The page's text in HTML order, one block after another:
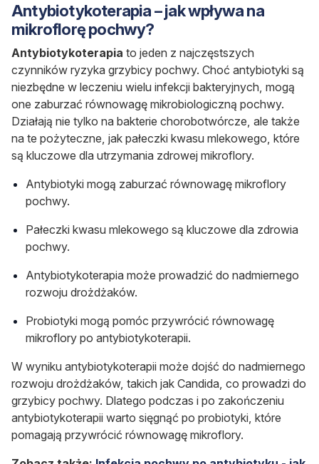
Antybiotykoterapia – jak wpływa na
mikroflorę pochwy?
Antybiotykoterapia to jeden z najczęstszych
czynników ryzyka grzybicy pochwy. Choć antybiotyki są
niezbędne w leczeniu wielu infekcji bakteryjnych, mogą
one zaburzać równowagę mikrobiologiczną pochwy.
Działają nie tylko na bakterie chorobotwórcze, ale także
na te pożyteczne, jak pałeczki kwasu mlekowego, które
są kluczowe dla utrzymania zdrowej mikroflory.
Antybiotyki mogą zaburzać równowagę mikroflory
pochwy.
Pałeczki kwasu mlekowego są kluczowe dla zdrowia
pochwy.
Antybiotykoterapia może prowadzić do nadmiernego
rozwoju drożdżaków.
Probiotyki mogą pomóc przywrócić równowagę
mikroflory po antybiotykoterapii.
W wyniku antybiotykoterapii może dojść do nadmiernego
rozwoju drożdżaków, takich jak Candida , co prowadzi do
grzybicy pochwy. Dlatego podczas i po zakończeniu
antybiotykoterapii warto sięgnąć po probiotyki, które
pomagają przywrócić równowagę mikroflory.